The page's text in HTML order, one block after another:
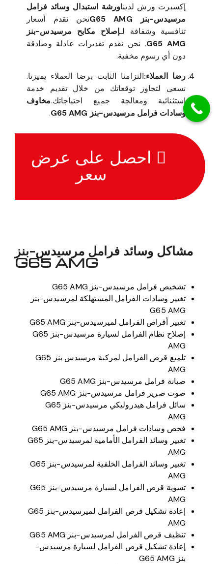
إكسبرت ورش لديناورشة استبدال وسائد فرامل
مرسيدس-بنز G65 AMG
نحن نقدم أسعار
تنافسية وشفافة لـإصلاح مكابح مرسيدس-بنز
G65 AMG. نحن نقدم تقديرات عادلة وصادقة
دون أي رسوم مخفية.
رضا العملاء:التزامنا الثابت برضا العملاء يميزنا.
نسعى لتجاوز توقعاتك من خلال تقديم خدمة
استثنائية ومعالجة جميع احتياجاتك.مخاوف
وسادات فرامل مرسيدس-بنز G65 AMG
.
احصل على عرض
سعر
مشاكل وسائد فرامل مرسيدس-بنز
G65 AMG
تشخيص فرامل مرسيدس-بنز G65 AMG
تغيير وسادات الفرامل المستهلكة لمرسيدس-بنز
G65 AMG
تغيير أقراص الفرامل لميرسيدس-بنز G65 AMG
إصلاح نظام الفرامل لسيارة مرسيدس-بنز G65
AMG
تلميع قرص الفرامل لمركبة مرسيدس بنز G65
AMG
صيانة فرامل مرسيدس-بنز G65 AMG
صوت صرير فرامل مرسيدس-بنز G65 AMG
سائل فرامل هيدروليكي مرسيدس-بنز G65
AMG
فحص وسادات فرامل مرسيدس-بنز G65 AMG
تغيير وسائد الفرامل الأمامية لمرسيدس-بنز G65
AMG
تغيير وسائد الفرامل الخلفية لمرسيدس-بنز G65
AMG
تسوية قرص الفرامل لسيارة مرسيدس-بنز G65
AMG
إعادة تشكيل قرص الفرامل لميرسيدس-بنز G65
AMG
تنظيف قرص الفرامل لمرسيدس-بنز G65 AMG
إعادة تشكيل قرص الفرامل لسيارة مرسيدس-
بنز G65 AMG